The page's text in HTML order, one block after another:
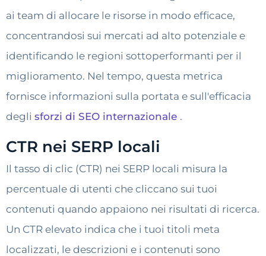
ai team di allocare le risorse in modo efficace,
concentrandosi sui mercati ad alto potenziale e
identificando le regioni sottoperformanti per il
miglioramento. Nel tempo, questa metrica
fornisce informazioni sulla portata e sull'efficacia
degli sforzi di SEO internazionale .
CTR nei SERP locali
Il tasso di clic (CTR) nei SERP locali misura la
percentuale di utenti che cliccano sui tuoi
contenuti quando appaiono nei risultati di ricerca.
Un CTR elevato indica che i tuoi titoli meta
localizzati, le descrizioni e i contenuti sono